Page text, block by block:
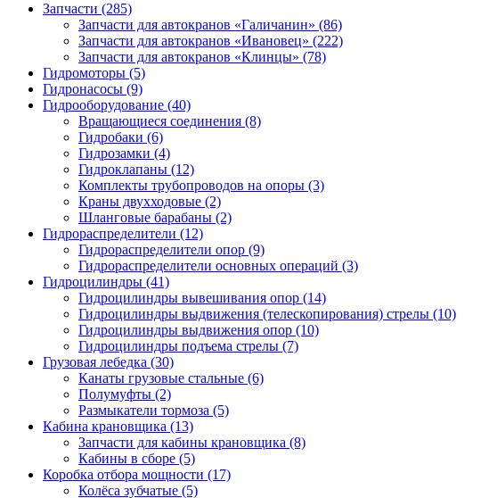
Запчасти (285)
Запчасти для автокранов «Галичанин» (86)
Запчасти для автокранов «Ивановец» (222)
Запчасти для автокранов «Клинцы» (78)
Гидромоторы (5)
Гидронасосы (9)
Гидрооборудование (40)
Вращающиеся соединения (8)
Гидробаки (6)
Гидрозамки (4)
Гидроклапаны (12)
Комплекты трубопроводов на опоры (3)
Краны двухходовые (2)
Шланговые барабаны (2)
Гидрораспределители (12)
Гидрораспределители опор (9)
Гидрораспределители основных операций (3)
Гидроцилиндры (41)
Гидроцилиндры вывешивания опор (14)
Гидроцилиндры выдвижения (телескопирования) стрелы (10)
Гидроцилиндры выдвижения опор (10)
Гидроцилиндры подъема стрелы (7)
Грузовая лебедка (30)
Канаты грузовые стальные (6)
Полумуфты (2)
Размыкатели тормоза (5)
Кабина крановщика (13)
Запчасти для кабины крановщика (8)
Кабины в сборе (5)
Коробка отбора мощности (17)
Колёса зубчатые (5)